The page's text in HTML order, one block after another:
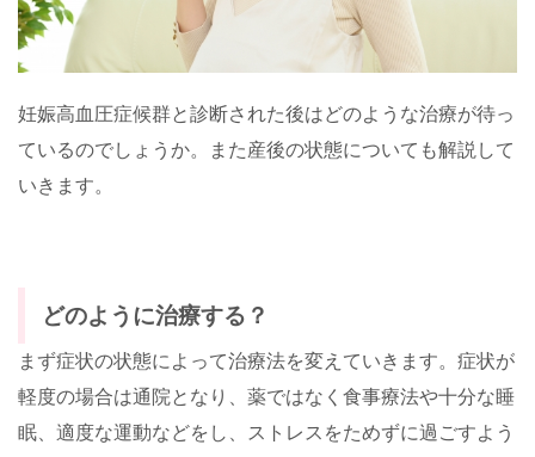
妊娠高血圧症候群と診断された後はどのような治療が待っ
ているのでしょうか。また産後の状態についても解説して
いきます。
どのように治療する？
まず症状の状態によって治療法を変えていきます。症状が
軽度の場合は通院となり、薬ではなく食事療法や十分な睡
眠、適度な運動などをし、ストレスをためずに過ごすよう